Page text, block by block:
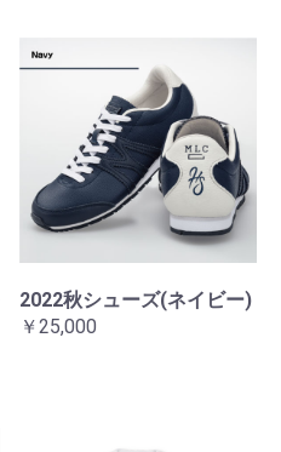
2022秋シューズ(ネイビー)
￥25,000